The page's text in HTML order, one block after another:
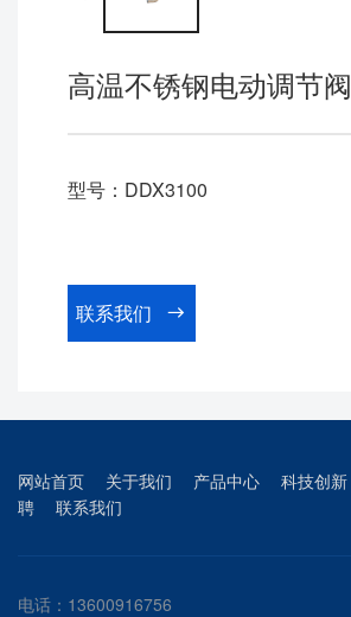
高温不锈钢电动调节阀
型号：DDX3100
联系我们
网站首页 关于我们 产品中心 科技创新
聘
联系我们
电话：13600916756